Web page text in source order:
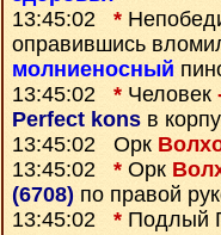
13:45:02 *
оправившись
молниеносный
13:45:02 * Человек
Perfect kons в
13:45:02 Орк
13:45:02 * Орк
(6708) по правой
13:45:02 * Подлый